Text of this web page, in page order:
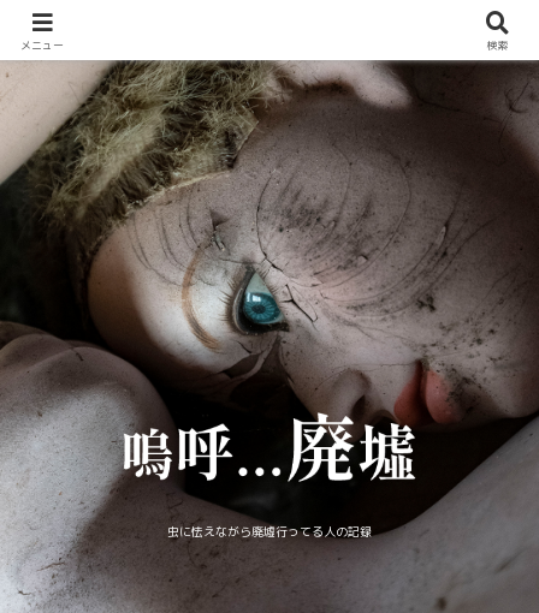
虫に怯えながら廃墟行ってる人の記録
メニュー 検索